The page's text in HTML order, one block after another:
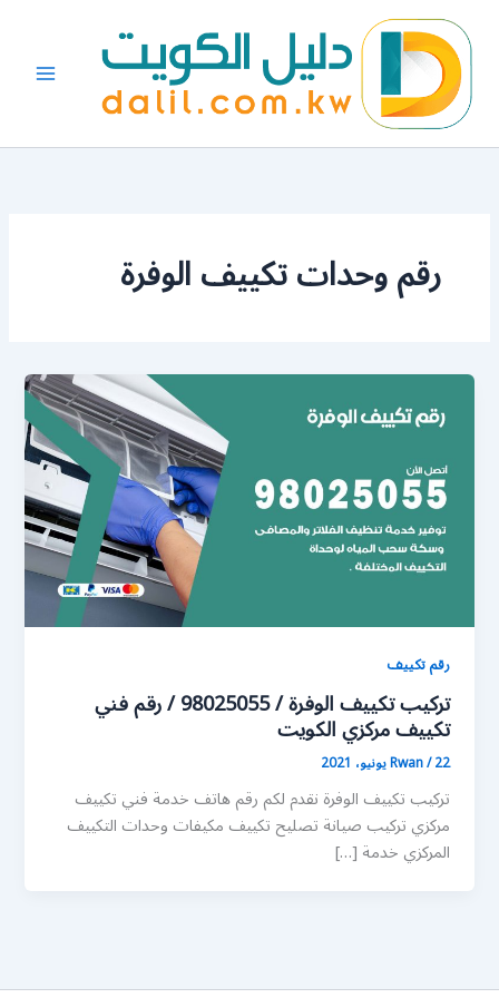
المحتوى
رقم وحدات تكييف الوفرة
رقم تكييف
تركيب تكييف الوفرة / 98025055 / رقم فني
تكييف مركزي الكويت
Rwan/22 يونيو، 2021
تركيب تكييف الوفرة نقدم لكم رقم هاتف خدمة فني تكييف
مركزي تركيب صيانة تصليح تكييف مكيفات وحدات التكييف
المركزي خدمة […]